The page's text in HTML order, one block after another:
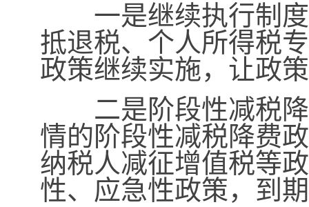
一是继续执行制度
抵退税、个人所得税
政策继续实施，让政
二是阶段性减税降
情的阶段性减税降费
纳税人减征增值税等
性、应急性政策，到